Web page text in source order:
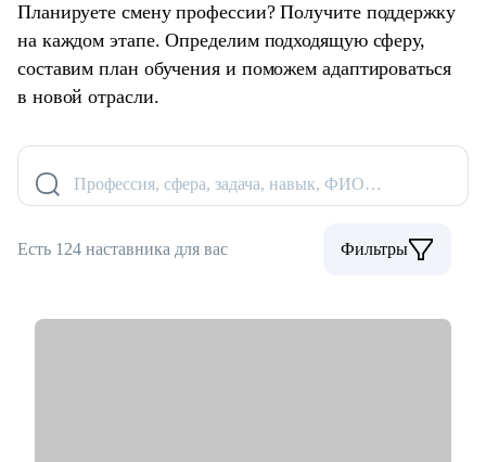
Планируете смену профессии? Получите поддержку
на каждом этапе. Определим подходящую сферу,
составим план обучения и поможем адаптироваться
в новой отрасли.
Профессия, сфера, задача, навык, ФИО…
Есть 124 наставника для вас Фильтры